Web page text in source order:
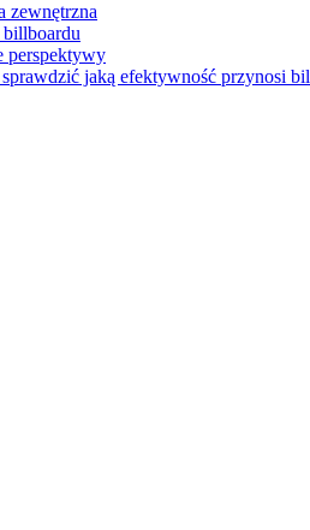
zewnętrzna
perspektywy
jaką efektywność przynosi